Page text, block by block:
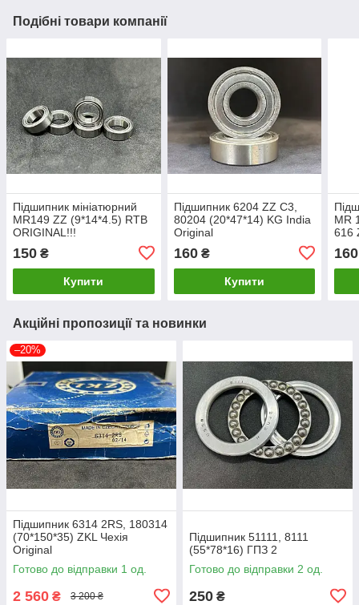
Подібні товари компанії
Підшипник мініатюрний
MR149 ZZ (9*14*4.5) RTB
ORIGINAL!!!
150 ₴
Купити
Підшипник 6204 ZZ С3,
80204 (20*47*14) KG India
Original
160₴
Купити
MR
616
160
Акційні пропозиції та новинки
–20%
Підшипник 6314 2RS, 180314
(70*150*35) ZKL Чехія
Original
Готово до відправки 1 од.
2 560 ₴ 3 200 ₴
Підшипник 51111, 8111
(55*78*16) ГПЗ 2
Готово до відправки 2 од.
250 ₴